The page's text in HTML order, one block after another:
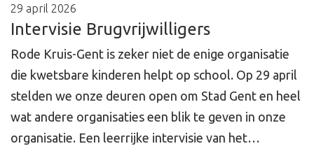
29 april 2026
Intervisie Brugvrijwilligers
Rode Kruis-Gent is zeker niet de enige organisatie
die kwetsbare kinderen helpt op school. Op 29 april
stelden we onze deuren open om Stad Gent en heel
wat andere organisaties een blik te geven in onze
organisatie. Een leerrijke intervisie van het…